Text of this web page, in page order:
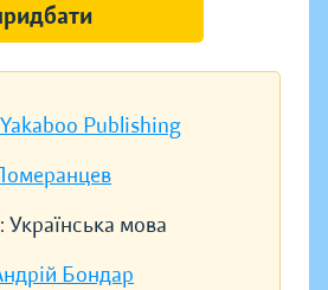
Yakaboo Publishing
Українська мова
Бондар